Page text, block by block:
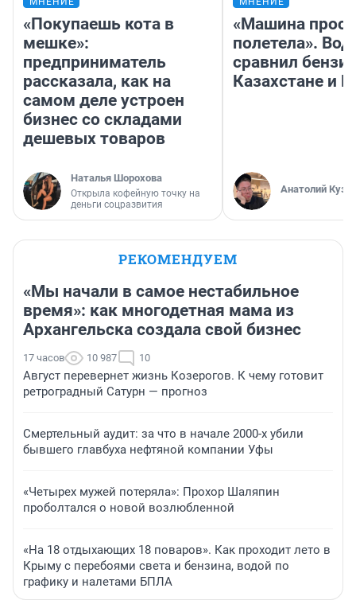
«Покупаешь кота в
мешке»:
предприниматель
рассказала, как на
самом деле устроен
бизнес со складами
дешевых товаров
Наталья Шорохова
Открыла кофейную точку на
деньги соцразвития
«Машина
полетела».
сравнил
Казахстане и
Анатолий
РЕКОМЕНДУЕМ
«Мы начали в самое нестабильное
время»: как многодетная мама из
Архангельска создала свой бизнес
17 часов 10 987 10
Август перевернет жизнь Козерогов. К чему готовит
ретроградный Сатурн — прогноз
Смертельный аудит: за что в начале 2000-х убили
бывшего главбуха нефтяной компании Уфы
«Четырех мужей потеряла»: Прохор Шаляпин
проболтался о новой возлюбленной
«На 18 отдыхающих 18 поваров». Как проходит лето в
Крыму с перебоями света и бензина, водой по
графику и налетами БПЛА